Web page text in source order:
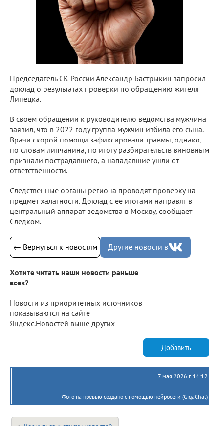
Председатель СК России Александр Бастрыкин запросил
доклад о результатах проверки по обращению жителя
Липецка.
В своем обращении к руководителю ведомства мужчина
заявил, что в 2022 году группа мужчин избила его сына.
Врачи скорой помощи зафиксировали травмы, однако,
по словам липчанина, по итогу разбирательств виновным
признали пострадавшего, а нападавшие ушли от
ответственности.
Следственные органы региона проводят проверку на
предмет халатности. Доклад с ее итогами направят в
центральный аппарат ведомства в Москву, сообщает
Следком.
← Вернуться к новостям Другие новости в
Хотите читать наши новости раньше
всех?
Новости из приоритетных источников
показываются на сайте
Яндекс.Новостей выше других
Добавить
7 мая 2026 г. 14:12
Фото на превью создано с помощью нейросети (GigaChat)